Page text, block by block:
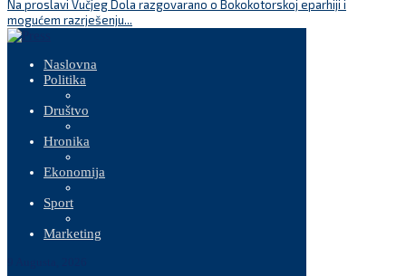
Na proslavi Vučjeg Dola razgovarano o Bokokotorskoj eparhiji i
mogućem razrješenju...
Naslovna
Politika
Društvo
Hronika
Ekonomija
Sport
Marketing